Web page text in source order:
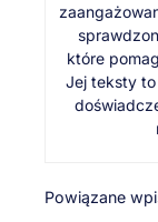
które
Jej teksty
Powiązane